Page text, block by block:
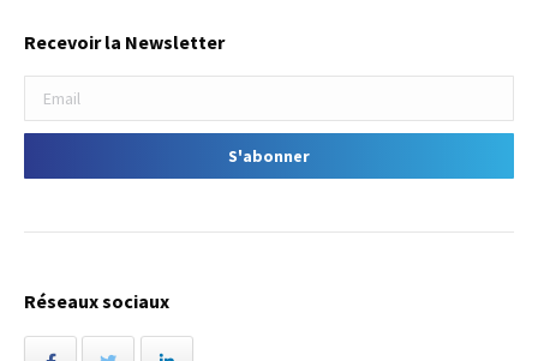
Recevoir la Newsletter
Réseaux sociaux